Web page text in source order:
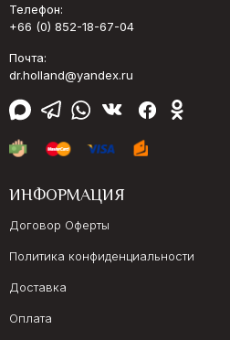
Телефон:
+66 (0) 852-18-67-04
Почта:
dr.holland@yandex.ru
ИНФОРМАЦИЯ
Договор Оферты
Политика конфиденциальности
Доставка
Оплата